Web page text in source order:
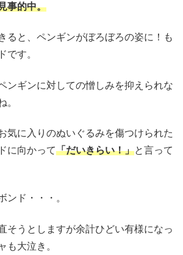
事的中。
ると、ペンギンがぼろぼろの姿に！も
です。
ンギンに対しての憎しみを抑えられな
。
気に入りのぬいぐるみを傷つけられた
に向かって「だいきらい！」と言って
ンド・・・。
そうとしますが余計ひどい有様になっ
も大泣き。